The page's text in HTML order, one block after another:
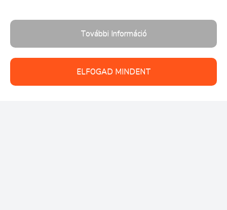
További Információ
ELFOGAD MINDENT